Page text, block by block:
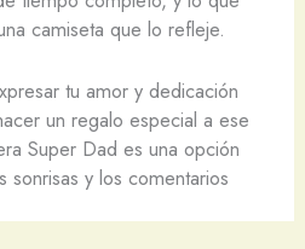
camiseta que lo refleje.
tu amor y dedicación
un regalo especial a ese
Super Dad es una opción
sonrisas y los comentarios